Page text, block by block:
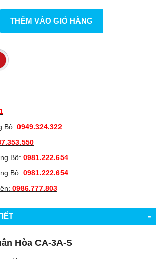
THÊM VÀO GIỎ HÀNG
Bộ: 0949.324.322
Bộ: 0981.222.654
Bộ: 0981.222.654
0986.777.803
-
Hòa CA-3A-S